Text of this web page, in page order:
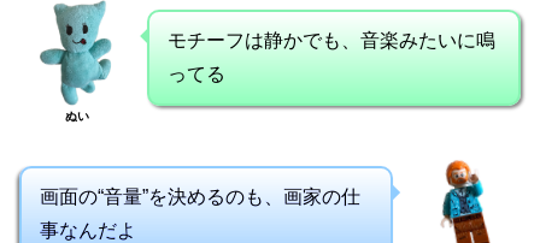
ぬい
モチーフは静かでも、音楽みたいに鳴
ってる
画面の“音量”を決めるのも、画家の仕
事なんだよ